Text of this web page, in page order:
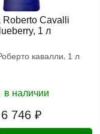
6 746 ₽
Roberto Cavalli
1 л
роберто кавалли 1 л
в наличии